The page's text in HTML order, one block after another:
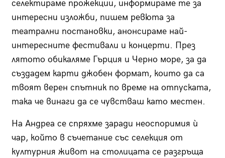
селектираме прожекции, информираме те за
интересни изложби, пишем ревюта за
театрални постановки, анонсираме най-
интересните фестивали и концерти. През
лятото обикаляме Гърция и Черно море, за да
създадем карти джобен формат, които да са
твоят верен спътник по време на отпуската,
така че винаги да се чувстваш като местен.
На Андреа се спряхме заради неоспоримия ѝ
чар, който в съчетание със селекция от
културния живот на столицата се разгръща